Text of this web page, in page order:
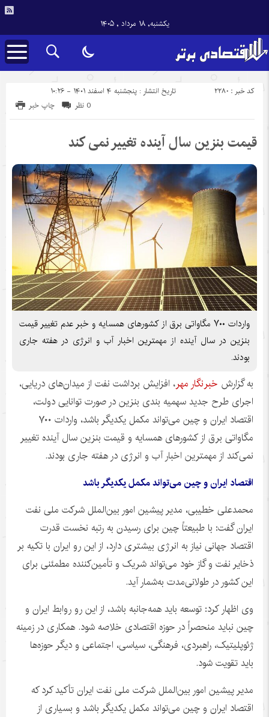
یکشنبه, ۱۸ مرداد , ۱۴۰۵
تاریخ انتشار : پنجشنبه ۴ اسفند ۱۴۰۱ - ۱۰:۲۶ کد خبر : 2280
چاپ خبر 0 نظر
قیمت بنزین سال آینده تغییر نمی کند
واردات ۷۰۰ مگاواتی برق از کشورهای همسایه و خبر عدم تغییر قیمت
بنزین در سال آینده از مهمترین اخبار آب و انرژی در هفته جاری
بودند.
به گزارش خبرنگار مهر، افزایش برداشت نفت از میدان‌های دریایی،
اجرای طرح جدید سهمیه بندی بنزین در صورت توانایی دولت،
اقتصاد ایران و چین می‌تواند مکمل یکدیگر باشد، واردات ۷۰۰
مگاواتی برق از کشورهای همسایه و قیمت بنزین سال آینده تغییر
نمی‌کند از مهمترین اخبار آب و انرژی در هفته جاری بودند.
اقتصاد ایران و چین می‌تواند مکمل یکدیگر باشد
محمدعلی خطیبی، مدیر پیشین امور بین‌الملل شرکت ملی نفت
ایران گفت: با طبیعتاً چین برای رسیدن به رتبه نخست قدرت
اقتصاد جهانی نیاز به انرژی بیشتری دارد، از این رو ایران با تکیه بر
ذخایر نفت و گاز خود می‌تواند شریک و تأمین‌کننده مطمئنی برای
این کشور در طولانی‌مدت به‌شمار آید.
وی اظهار کرد: توسعه باید همه‌جانبه باشد، از این رو روابط ایران و
چین نباید منحصراً در حوزه اقتصادی خلاصه شود. همکاری در زمینه
ژئوپلیتیک، راهبردی، فرهنگی، سیاسی، اجتماعی و دیگر حوزه‌ها
باید تقویت شود.
مدیر پیشین امور بین‌الملل شرکت ملی نفت ایران تأکید کرد که
اقتصاد ایران و چین می‌تواند مکمل یکدیگر باشد و بسیاری از